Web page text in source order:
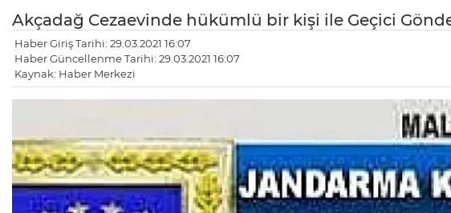
Akçadağ Cezaevinde hükümlü bir kişi ile Geçici
Haber Giriş Tarihi: 29.03.2021 16:07
Haber Güncellenme Tarihi: 29.03.2021 16:07
Kaynak: Haber Merkezi